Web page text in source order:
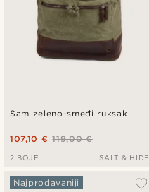
Sam zeleno-smeđi ruksak
119,00 €
107,10 €
2 BOJE SALT & HIDE
Najprodavaniji